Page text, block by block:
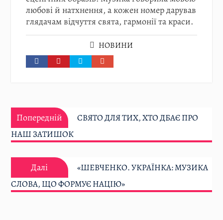
любові й натхнення, а кожен номер дарував
глядачам відчуття свята, гармонії та краси.
НОВИНИ
Навігація
записів
Попередній Попередній:
СВЯТО ДЛЯ ТИХ, ХТО ДБАЄ ПРО
НАШ ЗАТИШОК
Далі Далі:
«ШЕВЧЕНКО. УКРАЇНКА: МУЗИКА
СЛОВА, ЩО ФОРМУЄ НАЦІЮ»